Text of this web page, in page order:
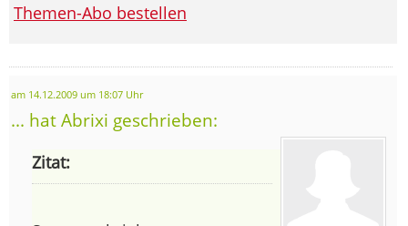
Themen-Abo bestellen
am 14.12.2009 um 18:07 Uhr
... hat Abrixi geschrieben:
Zitat: